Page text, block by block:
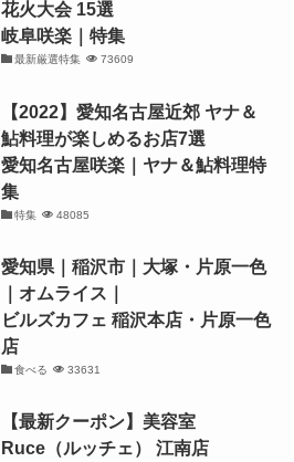
花火大会 15選
岐阜咲楽｜特集
最新厳選特集 73609
【2022】愛知名古屋近郊 ヤナ＆
鮎料理が楽しめるお店7選
愛知名古屋咲楽｜ヤナ＆鮎料理特
集
特集 48085
愛知県｜稲沢市｜大塚・片原一色
｜オムライス｜
ビルズカフェ 稲沢本店・片原一色
店
食べる 33631
【最新クーポン】美容室
Ruce（ルッチェ） 江南店